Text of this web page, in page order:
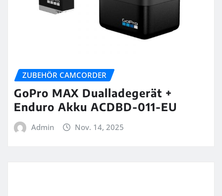
ZUBEHÖR CAMCORDER
GoPro MAX Dualladegerät +
Enduro Akku ACDBD-011-EU
Admin Nov. 14, 2025